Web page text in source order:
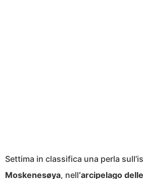
Settima in classifica una perla
Moskenesøya, nell‘arcipelago